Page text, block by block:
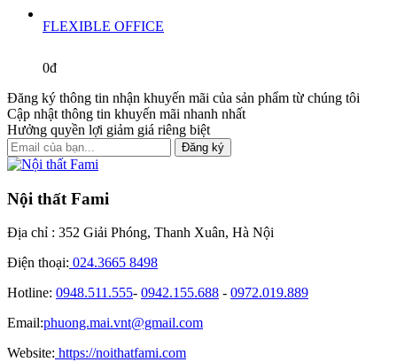
FLEXIBLE OFFICE
0đ
Đăng ký thông tin nhận khuyến mãi của sản phẩm từ chúng tôi
Cập nhật thông tin khuyến mãi nhanh nhất
Hưởng quyền lợi giảm giá riêng biệt
Đăng ký
Nội thất Fami
Địa chỉ : 352 Giải Phóng, Thanh Xuân, Hà Nội
Điện thoại: 024.3665 8498
Hotline: 0948.511.555- 0942.155.688 - 0972.019.889
Email:phuong.mai.vnt@gmail.com
Website: https://noithatfami.com